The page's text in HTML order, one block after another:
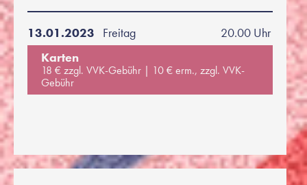
13.01.2023 Freitag
20.00 Uhr
Karten
18 € zzgl. VVK-Gebühr
10 € erm., zzgl. VVK-
Gebühr